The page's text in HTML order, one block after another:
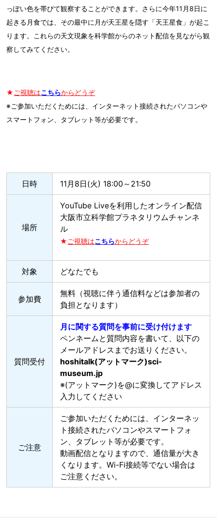
っぽい色を帯びて観察することができます。さらに今年11月8日に
起きる月食では、その最中に月が天王星を隠す「天王星食」が起こ
ります。これらの天文現象を科学館からのネット配信を見ながら観
察してみてください。
★ ご視聴はこちらからどうぞ
※ご参加いただくためには、インターネット接続されたパソコンや
スマートフォン、タブレット等が必要です。
日時 11月8日(火) 18:00～21:50
場所
YouTube Liveを利用したオンライン配信
大阪市立科学館プラネタリウムチャンネ
ル
★ご視聴はこちらからどうぞ
対象 どなたでも
参加費
無料（視聴に伴う通信料などは参加者の
負担となります）
質問受付
月に関する質問を事前に受け付けます
ペンネームと質問内容を書いて、以下の
メールアドレスまでお送りください。
hoshitalk(アットマーク)sci-
museum.jp
※(アットマーク)を@に変換してアドレス
入力してください
ご注意
ご参加いただくためには、インターネッ
ト接続されたパソコンやスマートフォ
ン、タブレット等が必要です。
動画配信となりますので、通信量が大き
くなります。Wi-Fi接続等でない場合は
ご注意ください。